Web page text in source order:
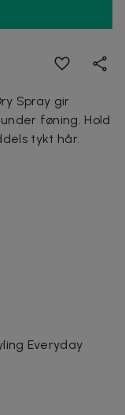
Spray gir
føning. Hold
tykt hår.
Everyday